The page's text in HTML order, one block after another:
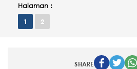
Halaman :
1 2
SHARE